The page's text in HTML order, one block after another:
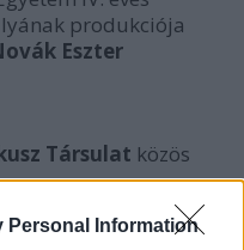
Personal Information
produkciója
Eszter
Társulat közös